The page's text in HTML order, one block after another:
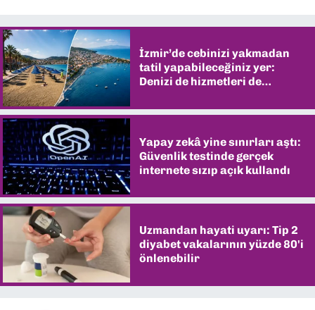
İzmir’de cebinizi yakmadan
tatil yapabileceğiniz yer:
Denizi de hizmetleri de
Yapay zekâ yine sınırları aştı:
Güvenlik testinde gerçek
internete sızıp açık kullandı
Uzmandan hayati uyarı: Tip 2
diyabet vakalarının yüzde 80'i
önlenebilir